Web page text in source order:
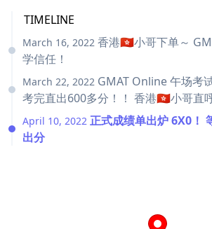
TIMELINE
March 16, 2022 香港🇭🇰小哥下单～
学信任！
March 22, 2022 GMAT Online 午场考
考完直出600多分！！ 香港🇭🇰小哥直
April 10, 2022 正式成绩单出炉 6X0！
出分